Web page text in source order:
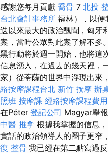
感謝您每月貢獻 喬骨 7 北投
台北會計事務所 福林），以便
迭以來最大的政治醜聞，匈
案，當時公眾對此案了解不多
黑行動將於週一開始，他將這
信息湧入，在過去的幾天裡，
家）從蒂薩的世界中浮現出來
絡按摩課程台北 新竹 按摩 辦
照班 按摩課 經絡按摩課程費用
在Péter 登記公司 Magyar舉
中醫 推拿 根據我掌握的信息
實話的政治領導人的圈子更窄
復 整骨 我已經在第二點寫過